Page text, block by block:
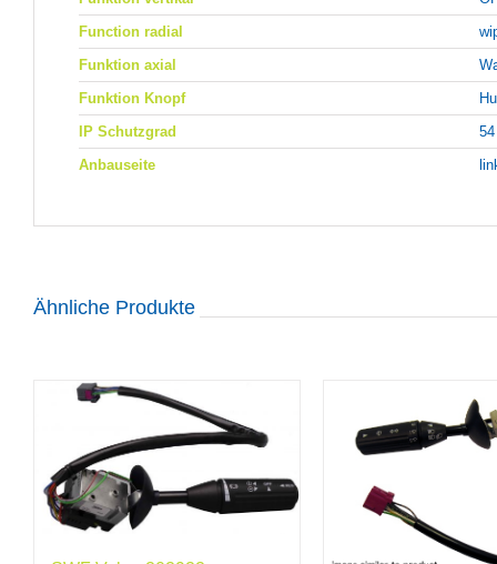
Function radial
Funktion axial
Funktion Knopf
IP Schutzgrad
54
Anbauseite
Ähnliche Produkte